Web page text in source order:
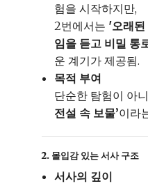
험을 시작하지만,
2번에서는 '오래된
임을 듣고 비밀 통
운 계기가 제공됨.
목적 부여
단순한 탐험이 아
전설 속 보물’이라
2. 몰입감 있는 서사 구조
서사의 깊이